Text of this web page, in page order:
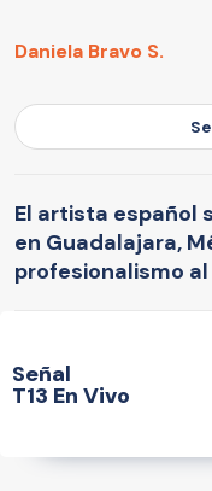
Daniela Bravo S.
El artista español
en Guadalajara,
profesionalismo
Señal
T13 En Vivo